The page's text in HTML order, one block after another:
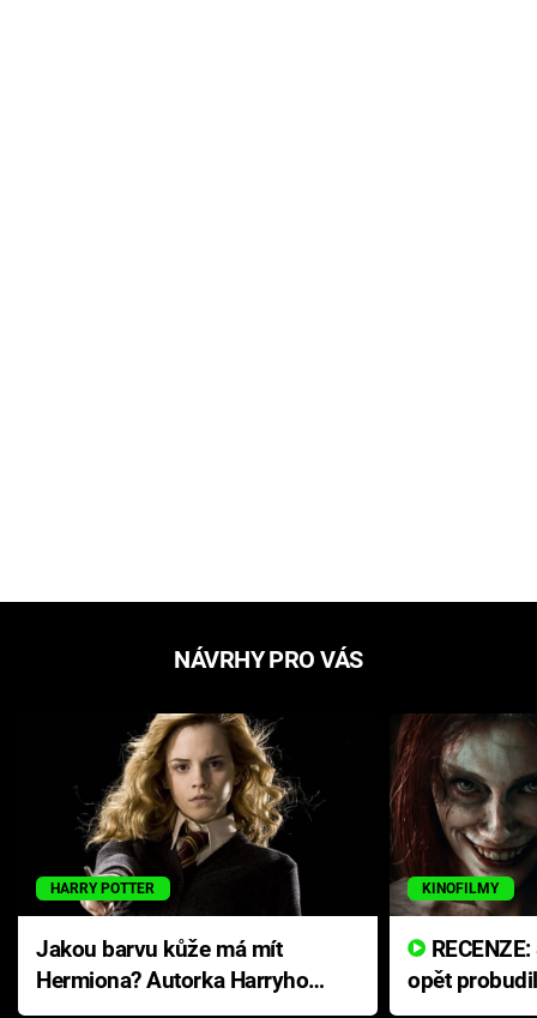
NÁVRHY PRO VÁS
HARRY POTTER
Jakou barvu kůže má mít
Hermiona? Autorka Harryho
Pottera přišla s ráznou
KINOFILMY
opět
přichází s